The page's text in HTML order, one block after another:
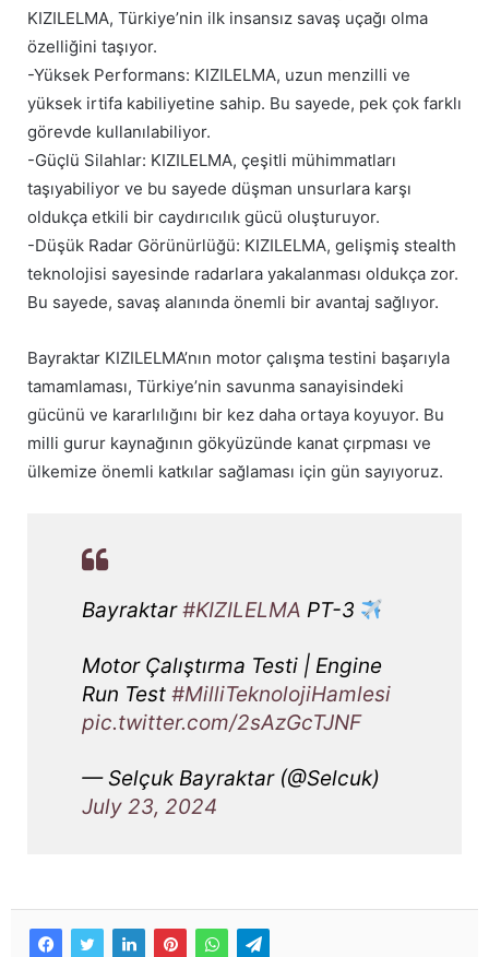
KIZILELMA, Türkiye’nin ilk insansız savaş uçağı olma
özelliğini taşıyor.
-Yüksek Performans: KIZILELMA, uzun menzilli ve
yüksek irtifa kabiliyetine sahip. Bu sayede, pek çok farklı
görevde kullanılabiliyor.
-Güçlü Silahlar: KIZILELMA, çeşitli mühimmatları
taşıyabiliyor ve bu sayede düşman unsurlara karşı
oldukça etkili bir caydırıcılık gücü oluşturuyor.
-Düşük Radar Görünürlüğü: KIZILELMA, gelişmiş stealth
teknolojisi sayesinde radarlara yakalanması oldukça zor.
Bu sayede, savaş alanında önemli bir avantaj sağlıyor.
Bayraktar KIZILELMA’nın motor çalışma testini başarıyla
tamamlaması, Türkiye’nin savunma sanayisindeki
gücünü ve kararlılığını bir kez daha ortaya koyuyor. Bu
milli gurur kaynağının gökyüzünde kanat çırpması ve
ülkemize önemli katkılar sağlaması için gün sayıyoruz.
Bayraktar#KIZILELMA PT-3
Motor Çalıştırma Testi | Engine
Run Test #MilliTeknolojiHamlesi
pic.twitter.com/2sAzGcTJNF
— Selçuk Bayraktar (@Selcuk)
July 23, 2024